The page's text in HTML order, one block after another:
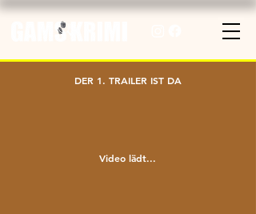
DER 1. TRAILER IST DA
Video lädt...